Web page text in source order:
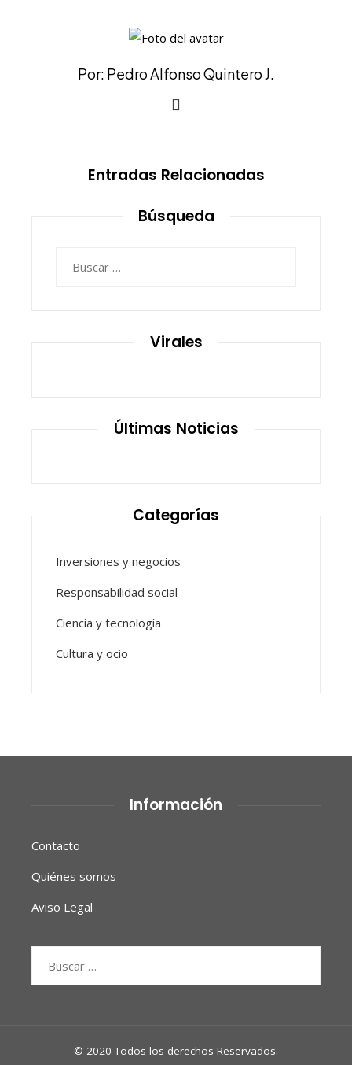
Por: Pedro Alfonso Quintero J.
Entradas Relacionadas
Búsqueda
Virales
Últimas Noticias
Categorías
Inversiones y negocios
Responsabilidad social
Ciencia y tecnología
Cultura y ocio
Información
Contacto
Quiénes somos
Aviso Legal
© 2020 Todos los derechos Reservados.